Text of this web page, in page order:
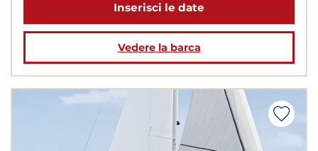
Inserisci le date
Vedere la barca